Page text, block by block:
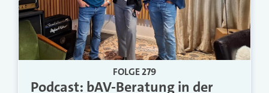
FOLGE 279
Podcast: bAV-Beratung in der